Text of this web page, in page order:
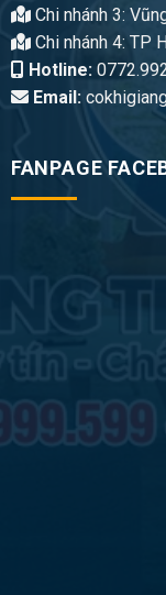
Chi nhánh 3:
Chi nhánh 4: TP
Hotline:
Email:
FANPAGE